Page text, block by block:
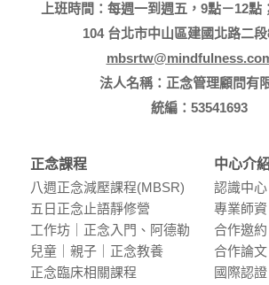
上班時間：每週一到週五，9點－12點
104 台北市中山區建國北路二
法人名稱：正念管理顧問有
統編：53541693
正念課程
八週正念減壓課程(MBSR)
五⽇正念⽌語靜修營
⼯作坊｜正念入門、阿德勒
兒童｜親⼦｜正念教養
正念臨床相關課程
中心介
認識中⼼
專業師資
合作邀約
合作論⽂
國際認證